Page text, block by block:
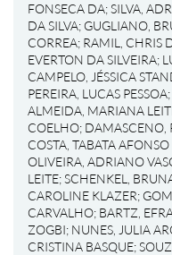
FONSECA DA;SILVA,
DA SILVA; GUGLIANO,
CORREA; RAMIL, CHRIS
EVERTON DA SILVEIRA;
CAMPELO, JÉSSICA
PEREIRA, LUCAS PESSOA;
ALMEIDA, MARIANA
COELHO; DAMASCENO,
COSTA, TABATA
OLIVEIRA, ADRIANO
LEITE;SCHENKEL,
CAROLINE KLAZER;
CARVALHO; BARTZ,
ZOGBI; NUNES, JULIA
CRISTINA BASQUE;